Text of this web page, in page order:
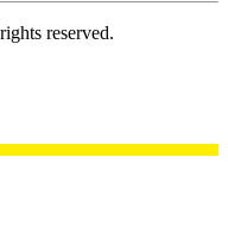
reserved.